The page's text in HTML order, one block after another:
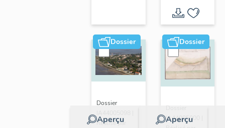
Dossier
Aperçu
Dossier
Réalisé par
Dossier
Aperçu
Dossier
IA44005000 |